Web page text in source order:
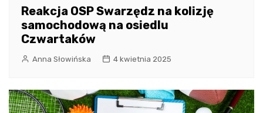
Reakcja OSP Swarzędz na kolizję
samochodową na osiedlu
Czwartaków
Anna Słowińska 4 kwietnia 2025